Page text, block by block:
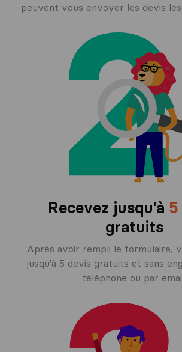
peuvent vous envoyer les devis
Recevez jusqu’à 5
gratuits
Après avoir rempli le formulaire,
jusqu'à 5 devis gratuits et sans
téléphone ou par